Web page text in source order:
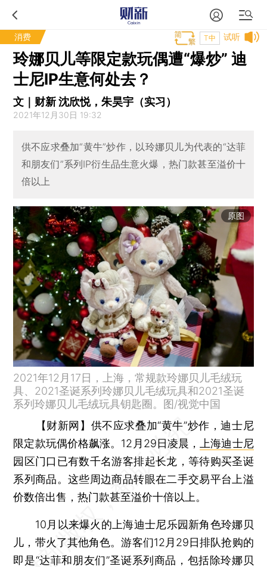
消费 试听
T中
玲娜贝儿等限定款玩偶遭“爆炒” 迪
士尼IP生意何处去？
文｜财新 沈欣悦，朱昊宇（实习）
2021年12月30日 19:32
供不应求叠加“黄牛”炒作，以玲娜贝儿为代表的“达菲
和朋友们”系列IP衍生品生意火爆，热门款甚至溢价十
倍以上
原图
2021年12月17日，上海，常规款玲娜贝儿毛绒玩
具、2021圣诞系列玲娜贝儿毛绒玩具和2021圣诞
系列玲娜贝儿毛绒玩具钥匙圈。图/视觉中国
【财新网】 供不应求叠加“黄牛”炒作，迪士尼
限定款玩偶价格飙涨。12月29日凌晨，
上海迪士尼
园区门口已有数千名游客排起长龙，等待购买圣诞
系列商品。这些周边商品转眼在二手交易平台上溢
价数倍出售，热门款甚至溢价十倍以上。
10月以来爆火的上海迪士尼乐园新角色玲娜贝
儿，带火了其他角色。游客们12月29日排队抢购的
即是“达菲和朋友们”圣诞系列商品，包括除玲娜贝